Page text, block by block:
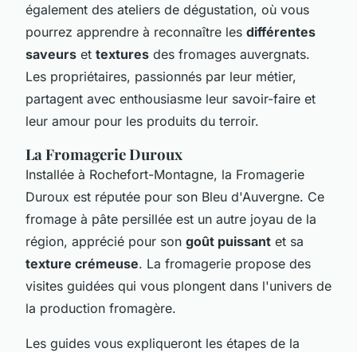
également des ateliers de dégustation, où vous
pourrez apprendre à reconnaître les différentes
saveurs et textures des fromages auvergnats.
Les propriétaires, passionnés par leur métier,
partagent avec enthousiasme leur savoir-faire et
leur amour pour les produits du terroir.
La Fromagerie Duroux
Installée à Rochefort-Montagne, la Fromagerie
Duroux est réputée pour son Bleu d'Auvergne. Ce
fromage à pâte persillée est un autre joyau de la
région, apprécié pour son goût puissant et sa
texture crémeuse. La fromagerie propose des
visites guidées qui vous plongent dans l'univers de
la production fromagère.
Les guides vous expliqueront les étapes de la